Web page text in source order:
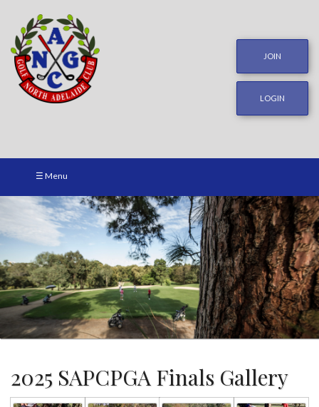
JOIN
LOGIN
☰ Menu
2025 SAPCPGA Finals Gallery